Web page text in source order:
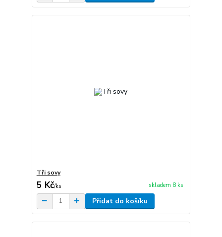
Tři sovy
5 Kč/ks skladem 8 ks
Přidat do košíku